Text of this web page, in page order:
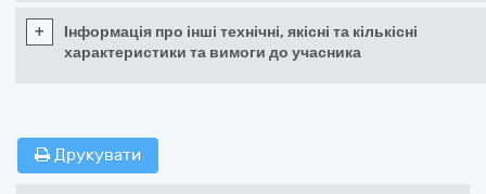
+
Інформація про інші технічні, якісні та кількісні
характеристики та вимоги до учасника
Друкувати